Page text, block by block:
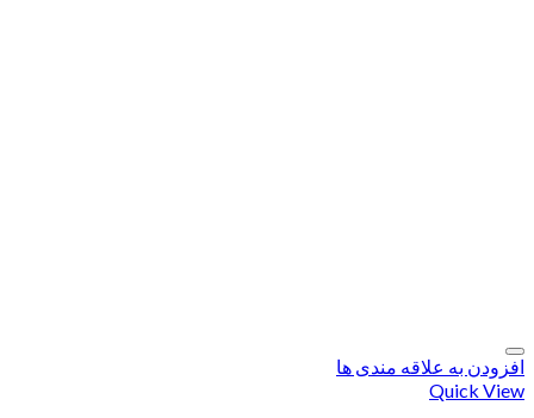
افزودن به علاقه مندی ها
Quick View